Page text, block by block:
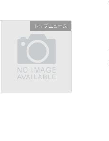
トップニュース